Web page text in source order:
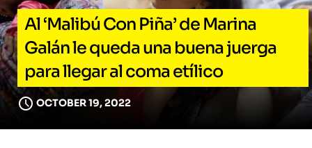
Al ‘Malibú Con Piña’ de Marina
Galán le queda una buena juerga
para llegar al coma etílico
OCTOBER 19, 2022